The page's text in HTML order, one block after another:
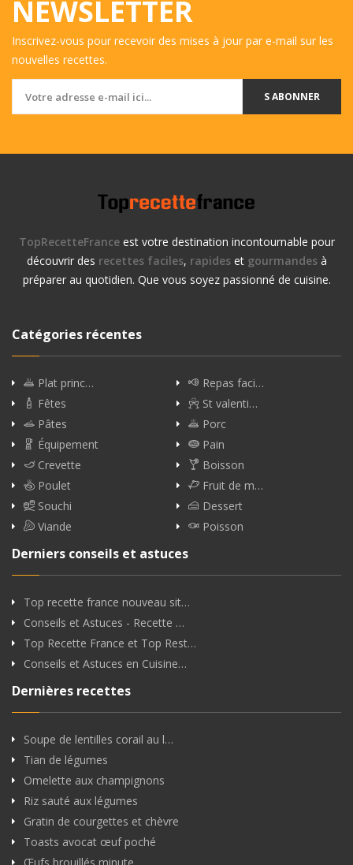
NEWSLETTER
Inscrivez-vous pour recevoir des mises à jour par e-mail sur les
nouvelles recettes.
S ABONNER
TopRecetteFranceest votre destination incontournable pour
découvrir des recettes faciles, rapideset gourmandesà
préparer au quotidien. Que vous soyez passionné de cuisine.
Catégories récentes
Plat princ…
Repas faci…
Fêtes
St valenti…
Pâtes
Porc
Équipement
Pain
Crevette
Boisson
Poulet
Fruit de m…
Souchi
Dessert
Viande
Poisson
Derniers conseils et astuces
Top recette france nouveau sit…
Conseils et Astuces - Recette …
Top Recette France et Top Rest…
Conseils et Astuces en Cuisine…
Dernières recettes
Soupe de lentilles corail au l…
Tian de légumes
Omelette aux champignons
Riz sauté aux légumes
Gratin de courgettes et chèvre
Toasts avocat œuf poché